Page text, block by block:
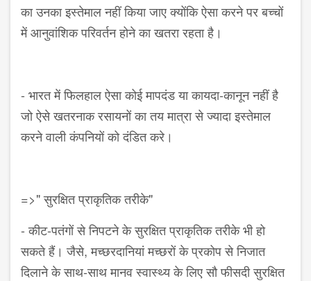
का उनका इस्तेमाल नहीं किया जाए क्योंकि ऐसा करने पर बच्चों
में आनुवांशिक परिवर्तन होने का खतरा रहता है।
- भारत में फिलहाल ऐसा कोई मापदंड या कायदा-कानून नहीं है
जो ऐसे खतरनाक रसायनों का तय मात्रा से ज्यादा इस्तेमाल
करने वाली कंपनियों को दंडित करे।
=>" सुरक्षित प्राकृतिक तरीके"
- कीट-पतंगों से निपटने के सुरक्षित प्राकृतिक तरीके भी हो
सकते हैं। जैसे, मच्छरदानियां मच्छरों के प्रकोप से निजात
दिलाने के साथ-साथ मानव स्वास्थ्य के लिए सौ फीसदी सुरक्षित